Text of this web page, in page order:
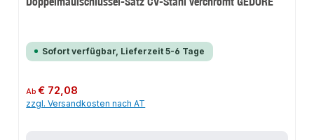
Sofort verfügbar, Lieferzeit 5-6 Tage
Regulärer Preis:
Ab€ 72,08
zzgl. Versandkosten nach AT